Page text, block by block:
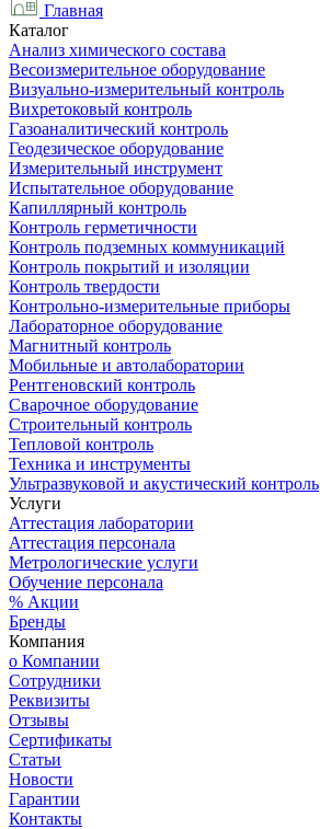
Главная
Каталог
Анализ химического состава
Весоизмерительное оборудование
Визуально-измерительный контроль
Вихретоковый контроль
Газоаналитический контроль
Геодезическое оборудование
Измерительный инструмент
Испытательное оборудование
Капиллярный контроль
Контроль герметичности
Контроль подземных коммуникаций
Контроль покрытий и изоляции
Контроль твердости
Контрольно-измерительные приборы
Лабораторное оборудование
Магнитный контроль
Мобильные и автолаборатории
Рентгеновский контроль
Сварочное оборудование
Строительный контроль
Тепловой контроль
Техника и инструменты
Ультразвуковой и акустический контроль
Услуги
Аттестация лаборатории
Аттестация персонала
Метрологические услуги
Обучение персонала
% Акции
Бренды
Компания
о Компании
Сотрудники
Реквизиты
Отзывы
Сертификаты
Статьи
Новости
Гарантии
Контакты